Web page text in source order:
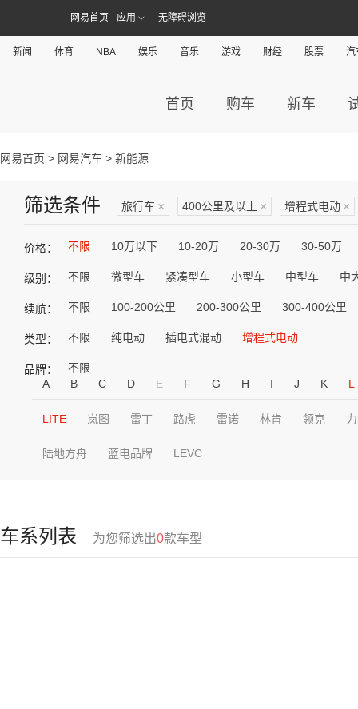
网易首页 应用 无障碍浏览
新闻 体育 NBA 娱乐 音乐 游戏 财经 股票 汽
首页 购车 新车
网易首页 > 网易汽车 > 新能源
筛选条件 旅行车 × 400公里及以上 × 增程式电动 ×
价格： 不限 10万以下 10-20万 20-30万 30-50万
级别： 不限 微型车 紧凑型车 小型车 中型车 中
续航： 不限 100-200公里 200-300公里 300-400公里
类型： 不限 纯电动 插电式混动 增程式电动
品牌：
不限
A
B C D E F G H I J K L
LITE 岚图 雷丁 路虎 雷诺 林肯 领克
陆地方舟 蓝电品牌 LEVC
车系列表 为您筛选出0款车型